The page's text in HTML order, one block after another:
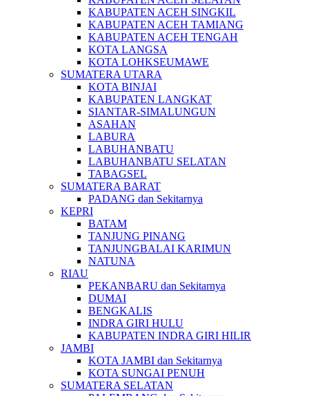
KABUPATEN ACEH SINGKIL
KABUPATEN ACEH TAMIANG
KABUPATEN ACEH TENGAH
KOTA LANGSA
KOTA LOHKSEUMAWE
SUMATERA UTARA
KOTA BINJAI
KABUPATEN LANGKAT
SIANTAR-SIMALUNGUN
ASAHAN
LABURA
LABUHANBATU
LABUHANBATU SELATAN
TABAGSEL
SUMATERA BARAT
PADANG dan Sekitarnya
KEPRI
BATAM
TANJUNG PINANG
TANJUNGBALAI KARIMUN
NATUNA
RIAU
PEKANBARU dan Sekitarnya
DUMAI
BENGKALIS
INDRA GIRI HULU
KABUPATEN INDRA GIRI HILIR
JAMBI
KOTA JAMBI dan Sekitarnya
KOTA SUNGAI PENUH
SUMATERA SELATAN